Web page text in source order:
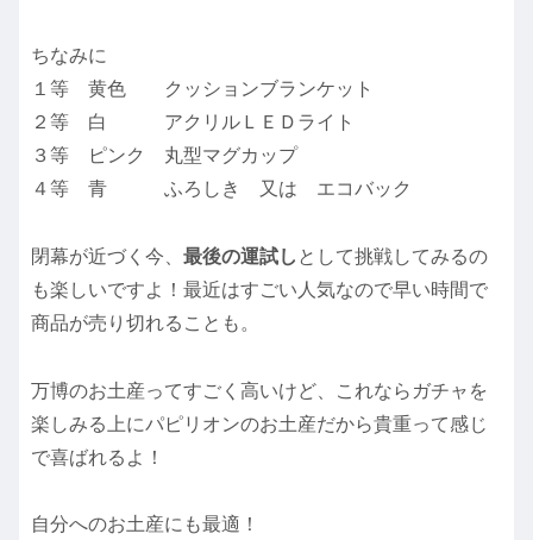
ちなみに
１等 黄色 クッションブランケット
２等 白 アクリルＬＥＤライト
３等 ピンク 丸型マグカップ
４等 青 ふろしき 又は エコバック
閉幕が近づく今、 最後の運試し として挑戦してみるの
も楽しいですよ！最近はすごい人気なので早い時間で
商品が売り切れることも。
万博のお土産ってすごく高いけど、これならガチャを
楽しみる上にパピリオンのお土産だから貴重って感じ
で喜ばれるよ！
自分へのお土産にも最適！